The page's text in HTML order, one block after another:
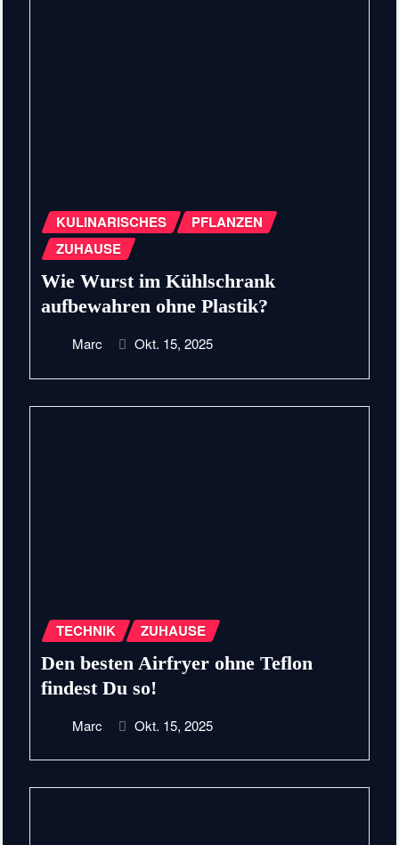
KULINARISCHES
PFLANZEN
ZUHAUSE
Wie Wurst im Kühlschrank
aufbewahren ohne Plastik?
Marc Okt. 15, 2025
TECHNIK ZUHAUSE
Den besten Airfryer ohne Teflon
findest Du so!
Marc Okt. 15, 2025